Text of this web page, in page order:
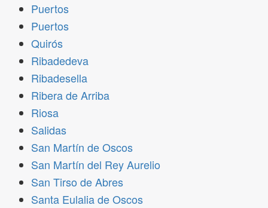
Puertos
Puertos
Quirós
Ribadedeva
Ribadesella
Ribera de Arriba
Riosa
Salidas
San Martín de Oscos
San Martín del Rey Aurelio
San Tirso de Abres
Santa Eulalia de Oscos